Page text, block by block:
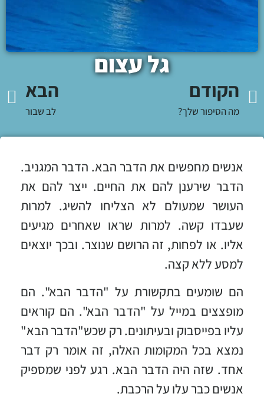
גל עצום
הקודם
מה הסיפור שלך?
הבא
לב שבור
אנשים מחפשים את הדבר הבא. הדבר המגניב.
הדבר שירענן להם את החיים. ייצר להם את
העושר שמעולם לא הצליחו להשיג. למרות
שעבדו קשה. למרות שראו שאחרים מגיעים
אליו. או לפחות, זה הרושם שנוצר. ובכך יוצאים
למסע ללא קצה.
הם שומעים בתקשורת על "הדבר הבא". הם
מופצצים במייל על "הדבר הבא". הם קוראים
עליו בפייסבוק ובעיתונים. רק שכש"הדבר הבא"
נמצא בכל המקומות האלה, זה אומר רק דבר
אחד. שזה היה הדבר הבא. רגע לפני שמספיק
אנשים כבר עלו על הרכבת.